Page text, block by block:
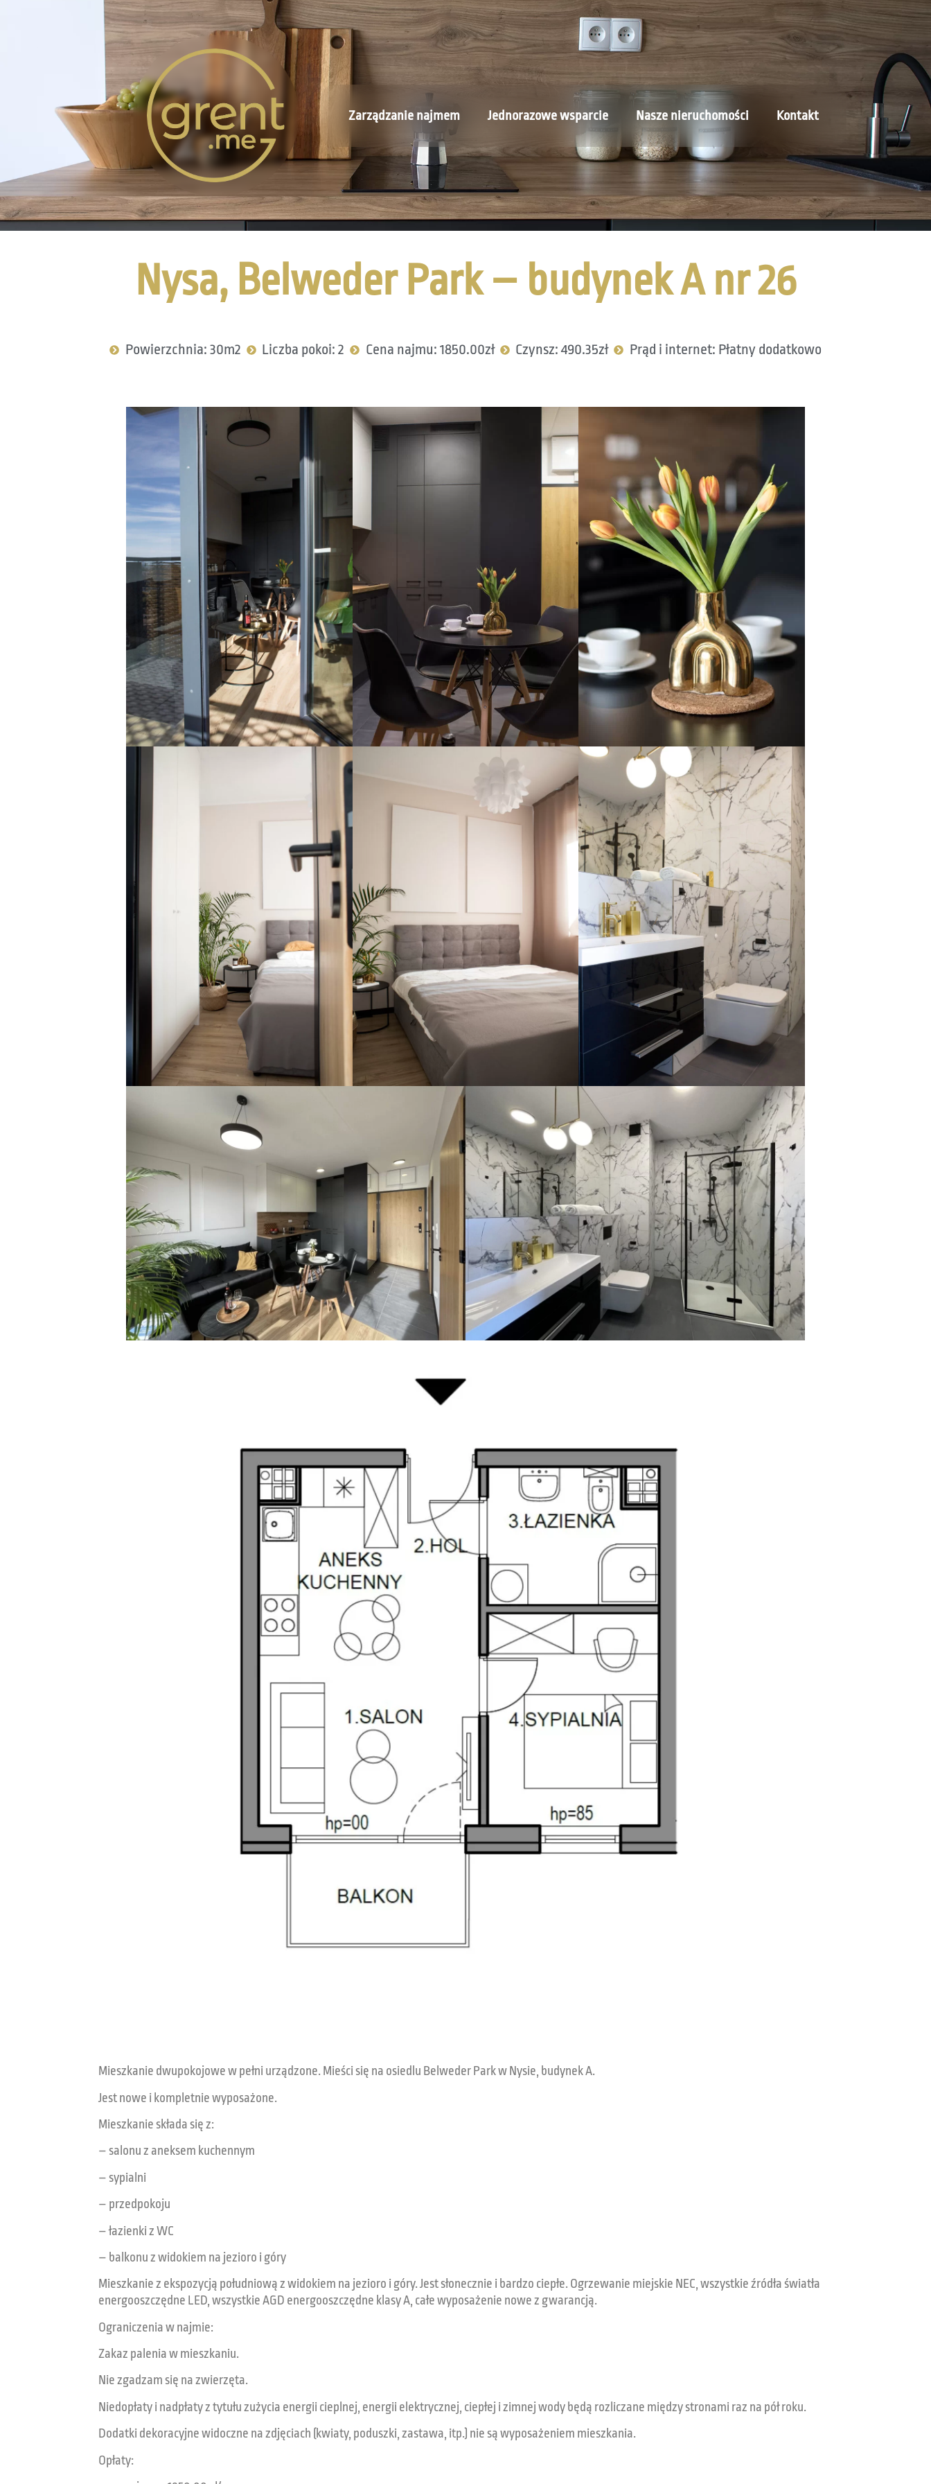
Zarządzanie najmem Jednorazowe wsparcie Nasze nieruchomości Kontakt
Nysa, Belweder Park – budynek A nr 26
Powierzchnia: 30m2 Liczba pokoi: 2 Cena najmu: 1850.00zł Czynsz: 490.35zł Prąd i internet: Płatny dodatkowo
Mieszkanie dwupokojowe w pełni urządzone. Mieści się na osiedlu Belweder Park w Nysie, budynek A.
Jest nowe i kompletnie wyposażone.
Mieszkanie składa się z:
– salonu z aneksem kuchennym
– sypialni
– przedpokoju
– łazienki z WC
– balkonu z widokiem na jezioro i góry
Mieszkanie z ekspozycją południową z widokiem na jezioro i góry. Jest słonecznie i bardzo ciepłe. Ogrzewanie miejskie NEC, wszystkie źródła światła
energooszczędne LED, wszystkie AGD energooszczędne klasy A, całe wyposażenie nowe z gwarancją.
Ograniczenia w najmie:
Zakaz palenia w mieszkaniu.
Nie zgadzam się na zwierzęta.
Niedopłaty i nadpłaty z tytułu zużycia energii cieplnej, energii elektrycznej, ciepłej i zimnej wody będą rozliczane między stronami raz na pół roku.
Dodatki dekoracyjne widoczne na zdjęciach (kwiaty, poduszki, zastawa, itp.) nie są wyposażeniem mieszkania.
Opłaty: